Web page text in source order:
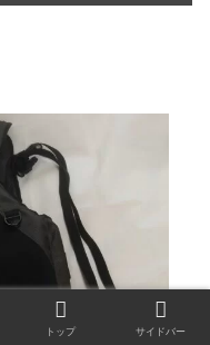
沖磯でも使える
レ
トップ サイドバー